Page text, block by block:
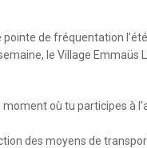
de fréquentation
le Village Emmaüs
où tu participes à
des moyens de